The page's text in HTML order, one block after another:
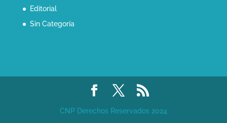
Editorial
Sin Categoría
CNP Derechos Reservados 2024